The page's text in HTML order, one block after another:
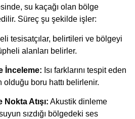
su kaçağı olan bölge
Süreç şu şekilde işler:
tesisatçılar, belirtileri ve bölgeyi
alanları belirler.
İnceleme: Isı farklarını tespit eden
olduğu boru hattı belirlenir.
Nokta Atışı: Akustik dinleme
sızdığı bölgedeki ses